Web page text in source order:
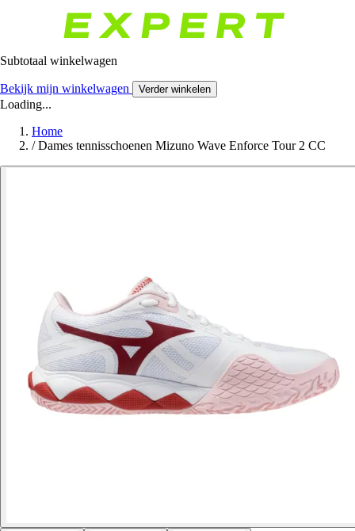
Subtotaal winkelwagen
Bekijk mijn winkelwagen Verder winkelen
Loading...
Home
/ Dames tennisschoenen Mizuno Wave Enforce Tour 2 CC